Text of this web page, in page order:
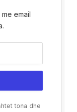
email
tona dhe